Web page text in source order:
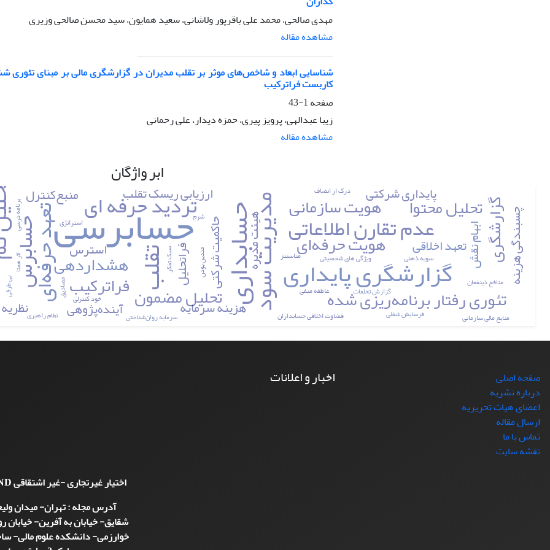
مهدی صالحی، محمد علی باقرپور ولاشانی، سعید همایون، سید محسن صالحی وزیری
مشاهده مقاله
شناسایی ابعاد و شاخص‌های موثر بر تقلب مدیران در گزارشگری مالی بر مبنای
کاربست فراترکیب
صفحه1-43
زیبا عبدالهی، پرویز پیری، حمزه دیدار، علی رحمانی
مشاهده مقاله
ابر واژگان
حسابرسی حسابداریمدیریت سود تقلب گزارشگری پایداری حسابرستعهد حرفه‌ای تردید حرفه ای
عدم تقارن اطلاعاتی
هویت حرفه‌ای
تئوری رفتار برنامه‌ریزی شده
هویت سازمانی گزارشگری
هشداردهی
تحلیل مضمونفراترکیب
تحلیل محتوا
حاکمیت شرکتی هیئت مدیره چسبندگی هزینه
آینده‌پژوهی
ابهام نقش فراتحلیل
ارزیابی ریسک تقلب پایداری شرکتی
تعهد اخلاقی
هزینه سرمایه
منبع‌کنترل
استرس
برنامه درسی
سبک تفکر
قضاوت اخلاقی حسابداران
ویژگی های شخصیتی
فرسایش شغلی
متدین بودن
منافع ذینفعان
استراتژی
منابع مالی سازمانی
شرم
درک از انصاف
مصادیق
سرمایه روان‌شناختی
سویه ذهنی
عاطفه منفی بی طرفی
متاسنتز
خود کنترلی
گزارش تخلفات
نظام راهبری
اثر همتا
صفحه اصلی
درباره نشریه
اعضای هیات تحریریه
ارسال مقاله
تماس با ما
نقشه سایت
اخبار و اعلانات
اختیار غیرتجاری -غیر اشتقاقی
آدرس مجله : تهران- میدان
شقایق- خیابان به آفرین-